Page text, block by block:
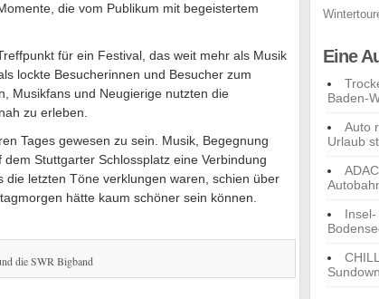
die vom Publikum mit begeistertem
für ein Festival, das weit mehr als Musik
lockte Besucherinnen und Besucher zum
Musikfans und Neugierige nutzten die
zu erleben.
Tages gewesen zu sein. Musik, Begegnung
Stuttgarter Schlossplatz eine Verbindung
letzten Töne verklungen waren, schien über
hätte kaum schöner sein können.
die SWR Bigband
Eine
Baden-
Auto
Urlaub